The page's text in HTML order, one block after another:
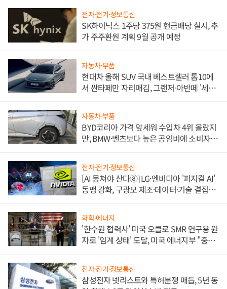
전자·전기·정보통신
SK하이닉스 1주당 375원 현금배당 실시, 추
가 주주환원 계획 9월 공개 예정
자동차·부품
현대차 올해 SUV 국내 베스트셀러 톱10에
서 싼타페만 자리매김, 그랜저·아반떼 '세단
자동차·부품
BYD코리아 가격 앞세워 수입차 4위 올랐지
만, BMW·벤츠보다 높은 공임비에 소비자
전자·전기·정보통신
[AI 뭉쳐야 산다⑧] LG·엔비디아 '피지컬 AI'
동맹 강화, 구광모 제조·데이터·기술 결집
화학·에너지
'한수원 협력사' 미국 오클로 SMR 연구용 원
자로 '임계 상태' 도달, 미국 에너지부 "중요
전자·전기·정보통신
삼성전자 넷리스트와 특허분쟁 매듭, 5년 동